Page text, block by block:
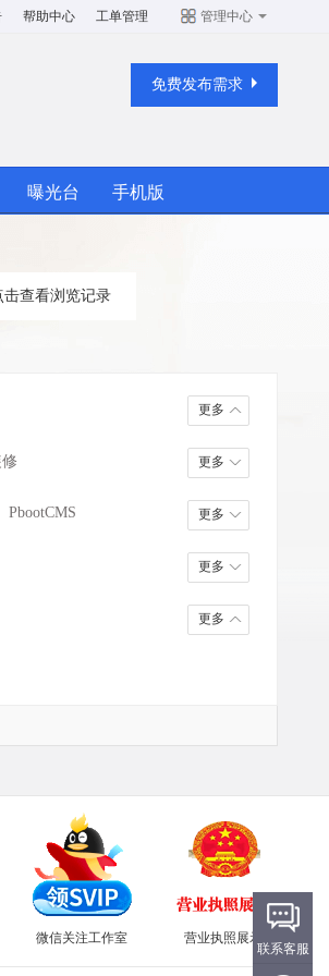
帮助中心 工单管理 管理中心
免费发布需求
曝光台 手机版
击查看浏览记录
更多
更多
PbootCMS 更多
更多
更多
微信关注工作室 营业执照展示
联系客服